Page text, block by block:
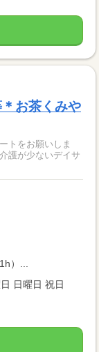
お茶くみや
トをお願いしま
）...
日曜日 祝日